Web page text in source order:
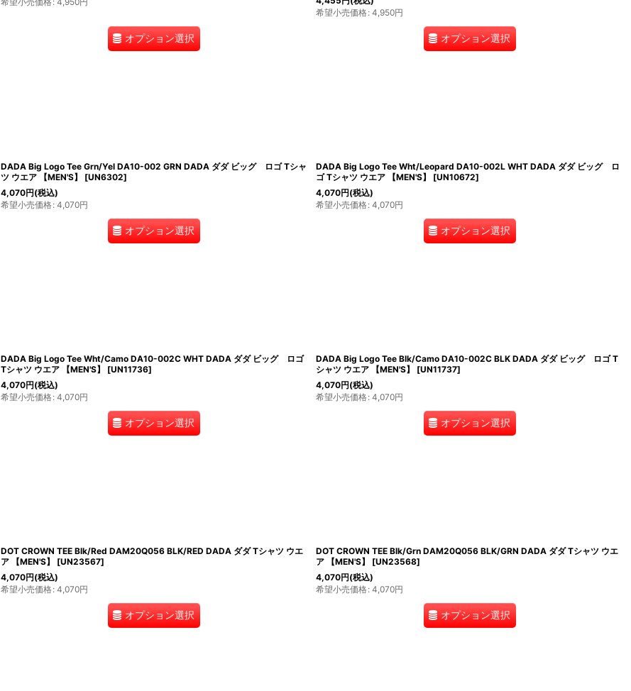
オプション選択
希望小売価格: 4,950円
オプション選択
DADA Big Logo Tee Grn/Yel DA10-002 GRN DADA ダダ ビッグ ロゴ Tシャ
ツ ウエア 【MEN'S】
[UN6302]
4,070円(税込)
希望小売価格: 4,070円
オプション選択
DADA Big Logo Tee Wht/Leopard DA10-002L WHT DADA ダダ ビッグ ロ
ゴ Tシャツ ウエア 【MEN'S】
[UN10672]
4,070円(税込)
希望小売価格: 4,070円
オプション選択
DADA Big Logo Tee Wht/Camo DA10-002C WHT DADA ダダ ビッグ ロゴ
Tシャツ ウエア 【MEN'S】
[UN11736]
4,070円(税込)
希望小売価格: 4,070円
オプション選択
DADA Big Logo Tee Blk/Camo DA10-002C BLK DADA ダダ ビッグ ロゴ T
シャツ ウエア 【MEN'S】
[UN11737]
4,070円(税込)
希望小売価格: 4,070円
オプション選択
DOT CROWN TEE Blk/Red DAM20Q056 BLK/RED DADA ダダ Tシャツ ウエ
ア 【MEN'S】
[UN23567]
4,070円(税込)
希望小売価格: 4,070円
オプション選択
DOT CROWN TEE Blk/Grn DAM20Q056 BLK/GRN DADA ダダ Tシャツ ウエ
ア 【MEN'S】
[UN23568]
4,070円(税込)
希望小売価格: 4,070円
オプション選択